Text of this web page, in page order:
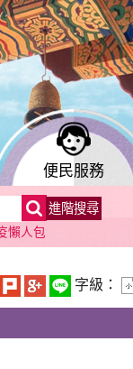
+
便民服務
進階搜尋
懶人包
小愛眼睛彩童年-
字級：